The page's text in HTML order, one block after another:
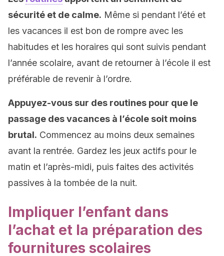
sécurité et de calme. Même si pendant l’été et
les vacances il est bon de rompre avec les
habitudes et les horaires qui sont suivis pendant
l’année scolaire, avant de retourner à l’école il est
préférable de revenir à l’ordre.
Appuyez-vous sur des routines pour que le
passage des vacances à l’école soit moins
brutal. Commencez au moins deux semaines
avant la rentrée. Gardez les jeux actifs pour le
matin et l’après-midi, puis faites des activités
passives à la tombée de la nuit.
Impliquer l’enfant dans
l’achat et la préparation des
fournitures scolaires